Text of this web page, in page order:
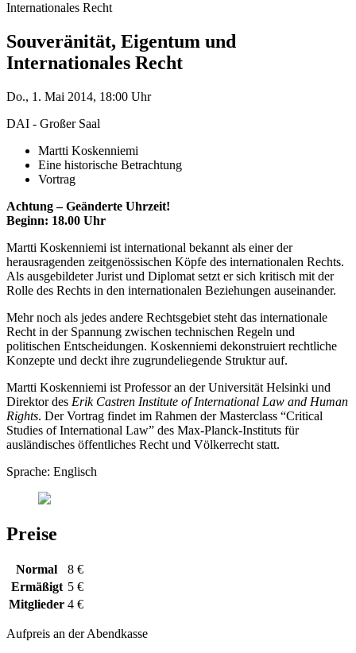
Internationales Recht
Souveränität, Eigentum und
Internationales Recht
Do., 1. Mai 2014, 18:00 Uhr
DAI - Großer Saal
Martti Koskenniemi
Eine historische Betrachtung
Vortrag
Achtung – Geänderte Uhrzeit!
Beginn: 18.00 Uhr
Martti Koskenniemi ist international bekannt als einer der
herausragenden zeitgenössischen Köpfe des internationalen Rechts.
Als ausgebildeter Jurist und Diplomat setzt er sich kritisch mit der
Rolle des Rechts in den internationalen Beziehungen auseinander.
Mehr noch als jedes andere Rechtsgebiet steht das internationale
Recht in der Spannung zwischen technischen Regeln und
politischen Entscheidungen. Koskenniemi dekonstruiert rechtliche
Konzepte und deckt ihre zugrundeliegende Struktur auf.
Martti Koskenniemi ist Professor an der Universität Helsinki und
Direktor des Erik Castren Institute of International Law and Human
Rights. Der Vortrag findet im Rahmen der Masterclass “Critical
Studies of International Law” des Max-Planck-Instituts für
ausländisches öffentliches Recht und Völkerrecht statt.
Sprache: Englisch
Preise
Normal
8 €
Ermäßigt 5 €
Mitglieder 4 €
Aufpreis an der Abendkasse